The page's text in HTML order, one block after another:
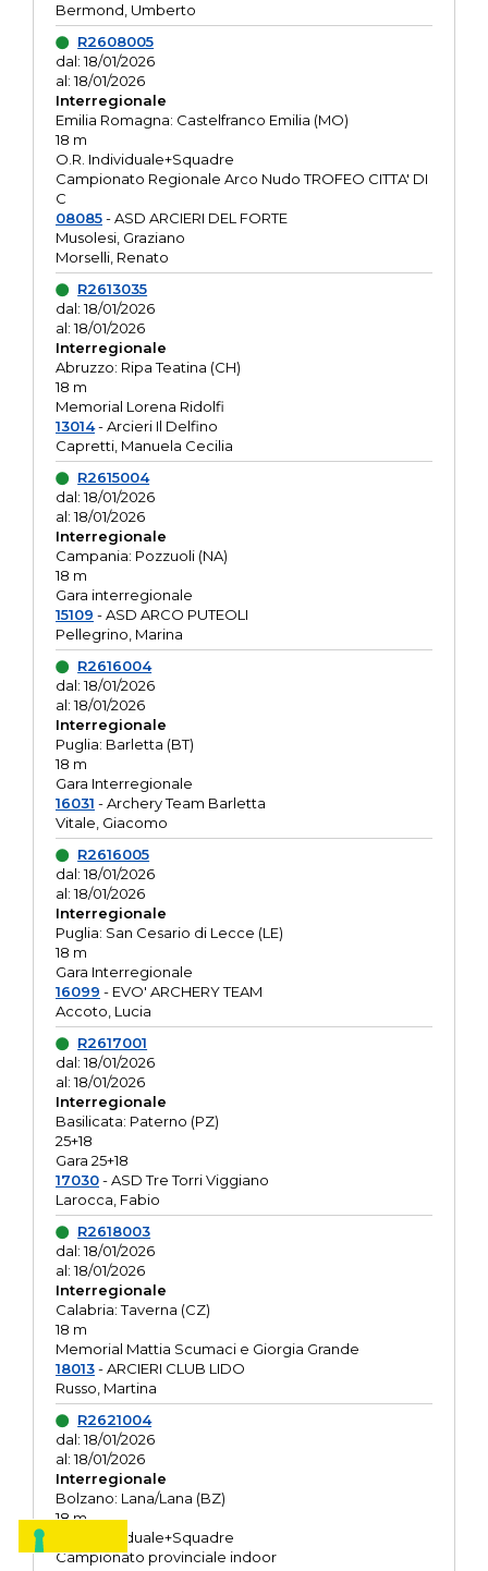
Bermond, Umberto
R2608005
dal: 18/01/2026
al: 18/01/2026
Interregionale
Emilia Romagna: Castelfranco Emilia (MO)
18 m
O.R. Individuale+Squadre
Campionato Regionale Arco Nudo TROFEO CITTA' DI
C
08085- ASD ARCIERI DEL FORTE
Musolesi, Graziano
Morselli, Renato
R2613035
dal: 18/01/2026
al: 18/01/2026
Interregionale
Abruzzo: Ripa Teatina (CH)
18 m
Memorial Lorena Ridolfi
13014- Arcieri Il Delfino
Capretti, Manuela Cecilia
R2615004
dal: 18/01/2026
al: 18/01/2026
Interregionale
Campania: Pozzuoli (NA)
18 m
Gara interregionale
15109 - ASD ARCO PUTEOLI
Pellegrino, Marina
R2616004
dal: 18/01/2026
al: 18/01/2026
Interregionale
Puglia: Barletta (BT)
18 m
Gara Interregionale
16031 - Archery Team Barletta
Vitale, Giacomo
R2616005
dal: 18/01/2026
al: 18/01/2026
Interregionale
Puglia: San Cesario di Lecce (LE)
18 m
Gara Interregionale
16099 - EVO' ARCHERY TEAM
Accoto, Lucia
R2617001
dal: 18/01/2026
al: 18/01/2026
Interregionale
Basilicata: Paterno (PZ)
25+18
Gara 25+18
17030- ASD Tre Torri Viggiano
Larocca, Fabio
R2618003
dal: 18/01/2026
al: 18/01/2026
Interregionale
Calabria: Taverna (CZ)
18 m
Memorial Mattia Scumaci e Giorgia Grande
18013- ARCIERI CLUB LIDO
Russo, Martina
R2621004
dal: 18/01/2026
al: 18/01/2026
Interregionale
Bolzano: Lana/Lana (BZ)
18 m
O.R. Individuale+Squadre
Campionato provinciale indoor